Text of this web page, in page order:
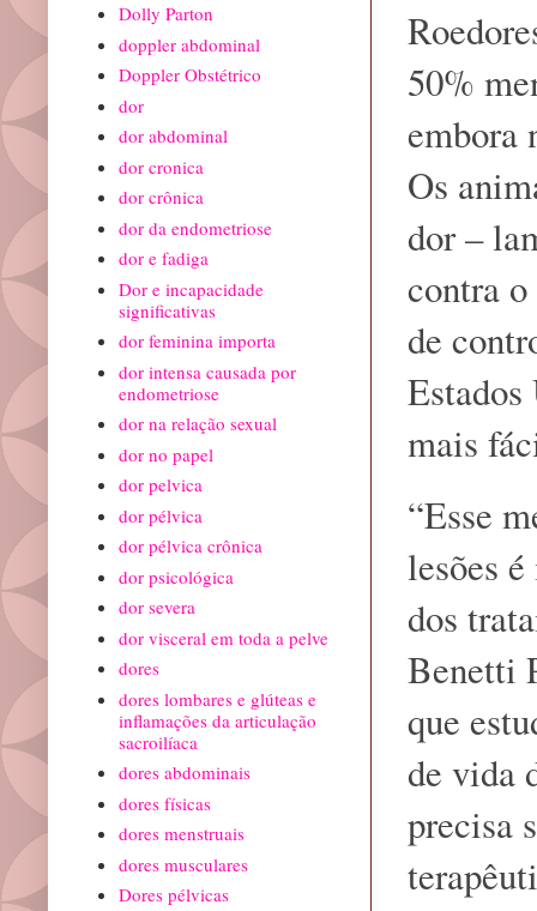
50%
embora
Os
dor –
contra o
de
Estados
mais
“Esse
lesões
dos
Benetti
que
de vida
precisa
Dolly Parton
doppler abdominal
Doppler Obstétrico
dor
dor abdominal
dor cronica
dor crônica
dor da endometriose
dor e fadiga
Dor e incapacidade
significativas
dor feminina importa
dor intensa causada por
endometriose
dor na relação sexual
dor no papel
dor pelvica
dor pélvica
dor pélvica crônica
dor psicológica
dor severa
dor visceral em toda a pelve
dores
dores lombares e glúteas e
inflamações da articulação
sacroilíaca
dores abdominais
dores físicas
dores menstruais
dores musculares
Dores pélvicas